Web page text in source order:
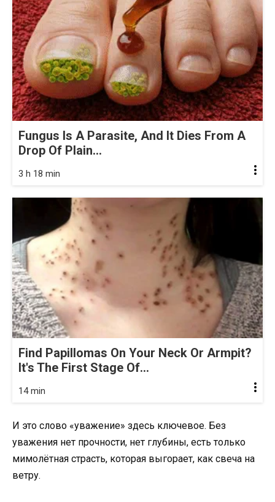
Fungus Is A Parasite, And It Dies From A
Drop Of Plain...
3 h 18 min
Find Papillomas On Your Neck Or Armpit?
It's The First Stage Of...
14 min
И это слово «уважение» здесь ключевое. Без
уважения нет прочности, нет глубины, есть только
мимолётная страсть, которая выгорает, как свеча на
ветру.